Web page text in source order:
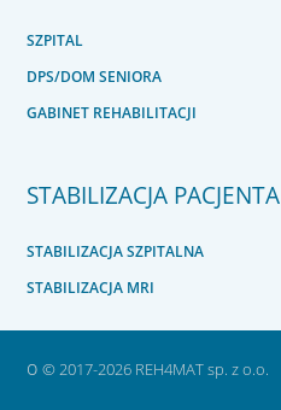
SZPITAL
DPS/DOM SENIORA
GABINET REHABILITACJI
STABILIZACJA PACJENTA
STABILIZACJA SZPITALNA
STABILIZACJA MRI
o© 2017-2026 REH4MAT sp. z o.o.